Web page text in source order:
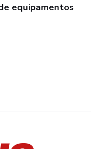
equipamentos